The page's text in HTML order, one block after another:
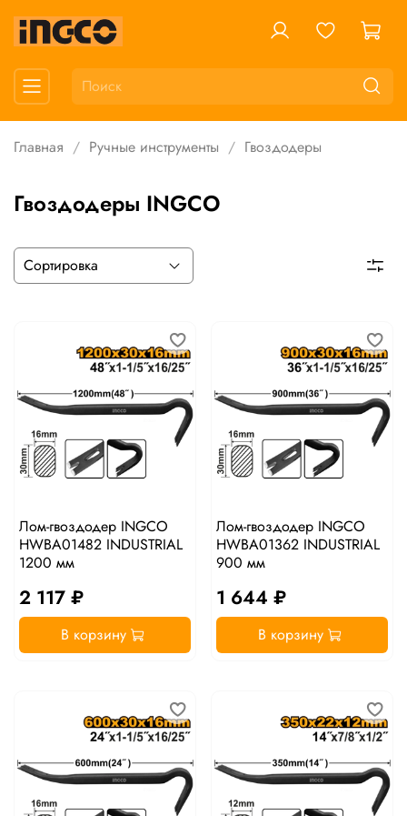
Главная Ручные инструменты Гвоздодеры
Гвоздодеры INGCO
Лом-гвоздодер INGCO
HWBA01482 INDUSTRIAL
1200 мм
2 117 ₽
В корзину
Лом-гвоздодер INGCO
HWBA01362 INDUSTRIAL
900 мм
1 644 ₽
В корзину